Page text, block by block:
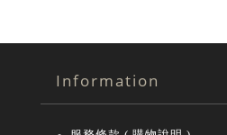
Information